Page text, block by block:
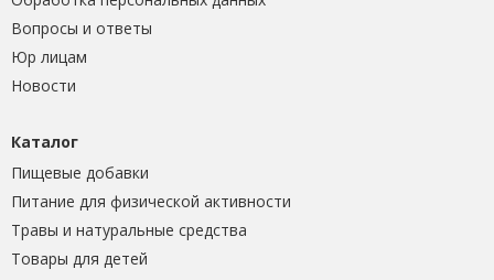
Вопросы и ответы
Юр лицам
Новости
Каталог
Пищевые добавки
Питание для физической активности
Травы и натуральные средства
Товары для детей